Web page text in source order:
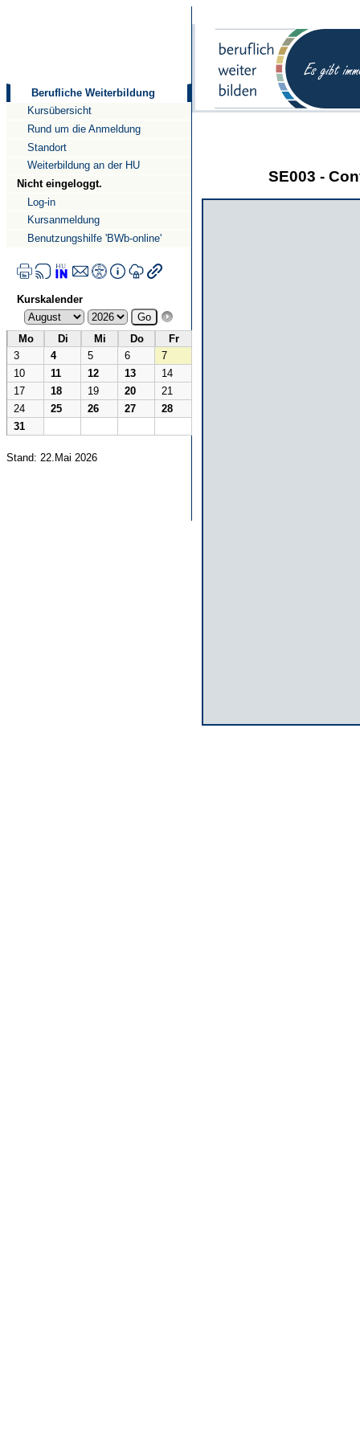
Berufliche Weiterbildung
Kursübersicht
Rund um die Anmeldung
Standort
Weiterbildung an der HU
Nicht eingeloggt.
Log-in
Kursanmeldung
Benutzungshilfe 'BWb-online'
Kurskalender
Mo Di Mi Do
Fr
3
4 5 6
7
10
11 12 13
14
17
18 19 20
21
24
25 26 27
28
31
Stand: 22.Mai 2026
SE003 -